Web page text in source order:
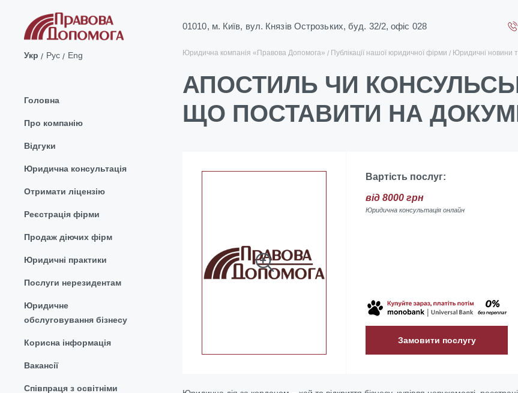
01010, м. Київ, вул. Князів Острозьких, буд. 32/2, офіс 028
Укр Рус Eng
Головна
Про компанію
Відгуки
Юридична консультація
Отримати ліцензію
Реєстрація фірми
Продаж діючих фірм
Юридичні практики
Послуги нерезидентам
Юридичне
обслуговування бізнесу
Корисна інформація
Вакансії
Співпраця з освітніми
Юридична компанія «Правова Допомога» Публікації нашої юридичної фірми Юридичні новини
АПОСТИЛЬ ЧИ
ЩО ПОСТАВИТИ НА
Вартість послуг:
від 8000 грн
Юридична консультація онлайн
Замовити послугу